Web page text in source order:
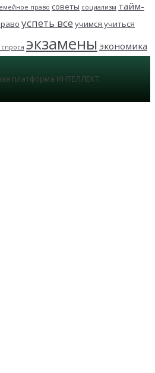
право советы социализм тайм-
успеть все учимся учиться
экзамены экономика
платформа ИНТЕЛЛЕКТ.